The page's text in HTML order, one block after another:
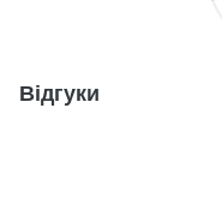
Відгуки